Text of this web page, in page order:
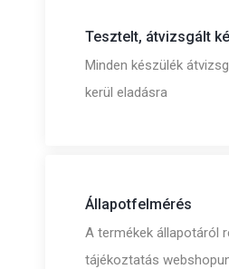
Tesztelt, átvizsgált
Minden készülék
kerül eladásra
Állapotfelmérés
A termékek állapotáról
tájékoztatás